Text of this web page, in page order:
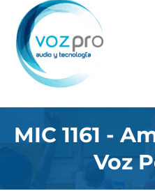
MIC 1161 -
Voz